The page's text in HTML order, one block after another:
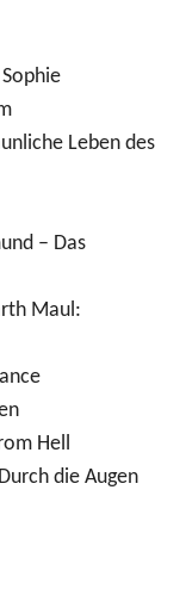
Leben des
– Das
Maul:
Hell
die Augen